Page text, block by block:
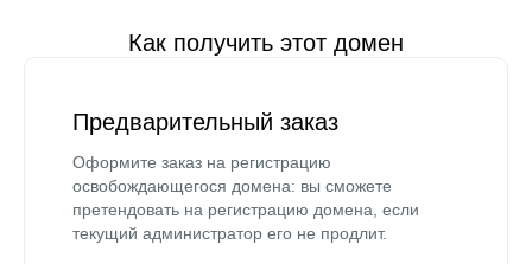
Как получить этот домен
Предварительный заказ
Оформите заказ на регистрацию
освобождающегося домена: вы сможете
претендовать на регистрацию домена, если
текущий администратор его не продлит.